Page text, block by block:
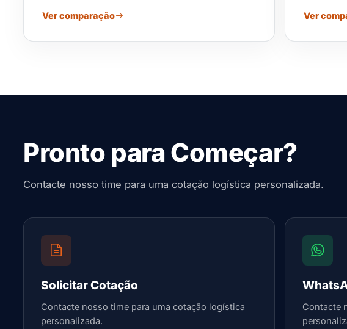
Ver comparação Ver
Pronto para Começar?
Contacte nosso time para uma cotação logística personalizada.
Solicitar Cotação
Contacte nosso time para uma cotação logística
personalizada.
Contacte